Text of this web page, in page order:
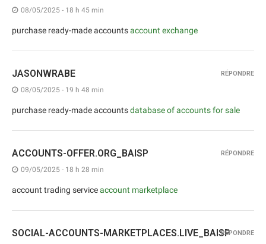
08/05/2025 - 18 h 45 min
purchase ready-made accountsaccount exchange
JASONWRABE
08/05/2025 - 19 h 48 min
purchase ready-made accountsdatabase of accounts for sale
RÉPONDRE
ACCOUNTS-OFFER.ORG_BAISP
09/05/2025 - 18 h 28 min
account trading serviceaccount marketplace
RÉPONDRE
SOCIAL-ACCOUNTS-MARKETPLACES.LIVE_BAISPRÉPONDRE